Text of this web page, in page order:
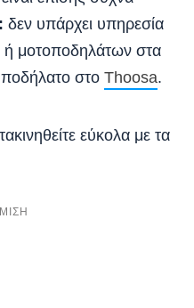
δεν υπάρχει υπηρεσία
ή μοτοποδηλάτων στα
στο Thoosa.
εύκολα με τα